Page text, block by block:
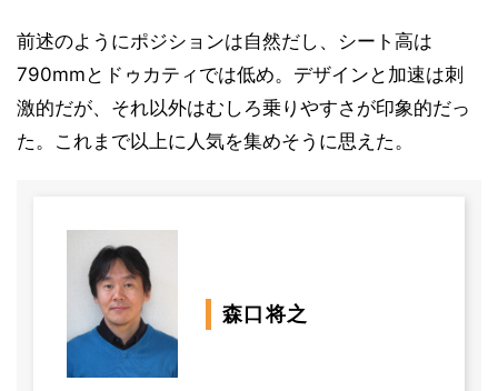
前述のようにポジションは自然だし、シート高は
790mmとドゥカティでは低め。デザインと加速は刺
激的だが、それ以外はむしろ乗りやすさが印象的だっ
た。これまで以上に人気を集めそうに思えた。
森口将之